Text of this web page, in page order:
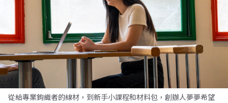
從給專業鉤織者的線材，到新手小課程和材料包，創辦人夢夢希望